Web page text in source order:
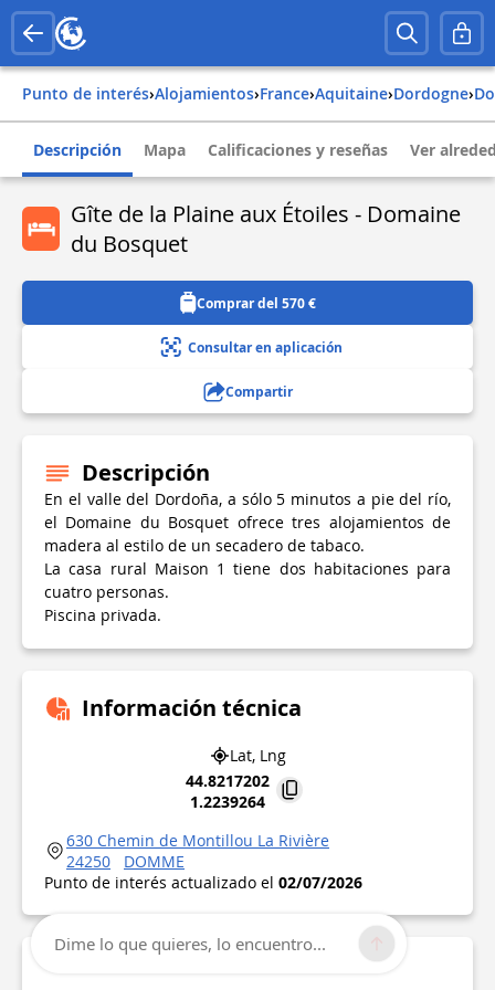
Punto de interés› Alojamientos› france› aquitaine› dordogne›
Descripción Mapa Calificaciones y reseñas Ver
Gîte de la Plaine aux Étoiles - Domaine
du Bosquet
Comprar del 570 €
Consultar en aplicación
Compartir
Descripción
En el valle del Dordoña, a sólo 5 minutos a pie del río,
el Domaine du Bosquet ofrece tres alojamientos de
madera al estilo de un secadero de tabaco.
La casa rural Maison 1 tiene dos habitaciones para
cuatro personas.
Piscina privada.
Información técnica
Lat, Lng
44.8217202
1.2239264
630 Chemin de Montillou La Rivière
24250
DOMME
Punto de interés actualizado el 02/07/2026
Dime lo que quieres, lo encuentro...